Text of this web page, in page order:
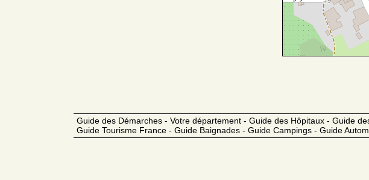
Guide des Démarches - Votre département - Guide des Hôpitaux - Guide
Guide Tourisme France - Guide Baignades - Guide Campings - Guide